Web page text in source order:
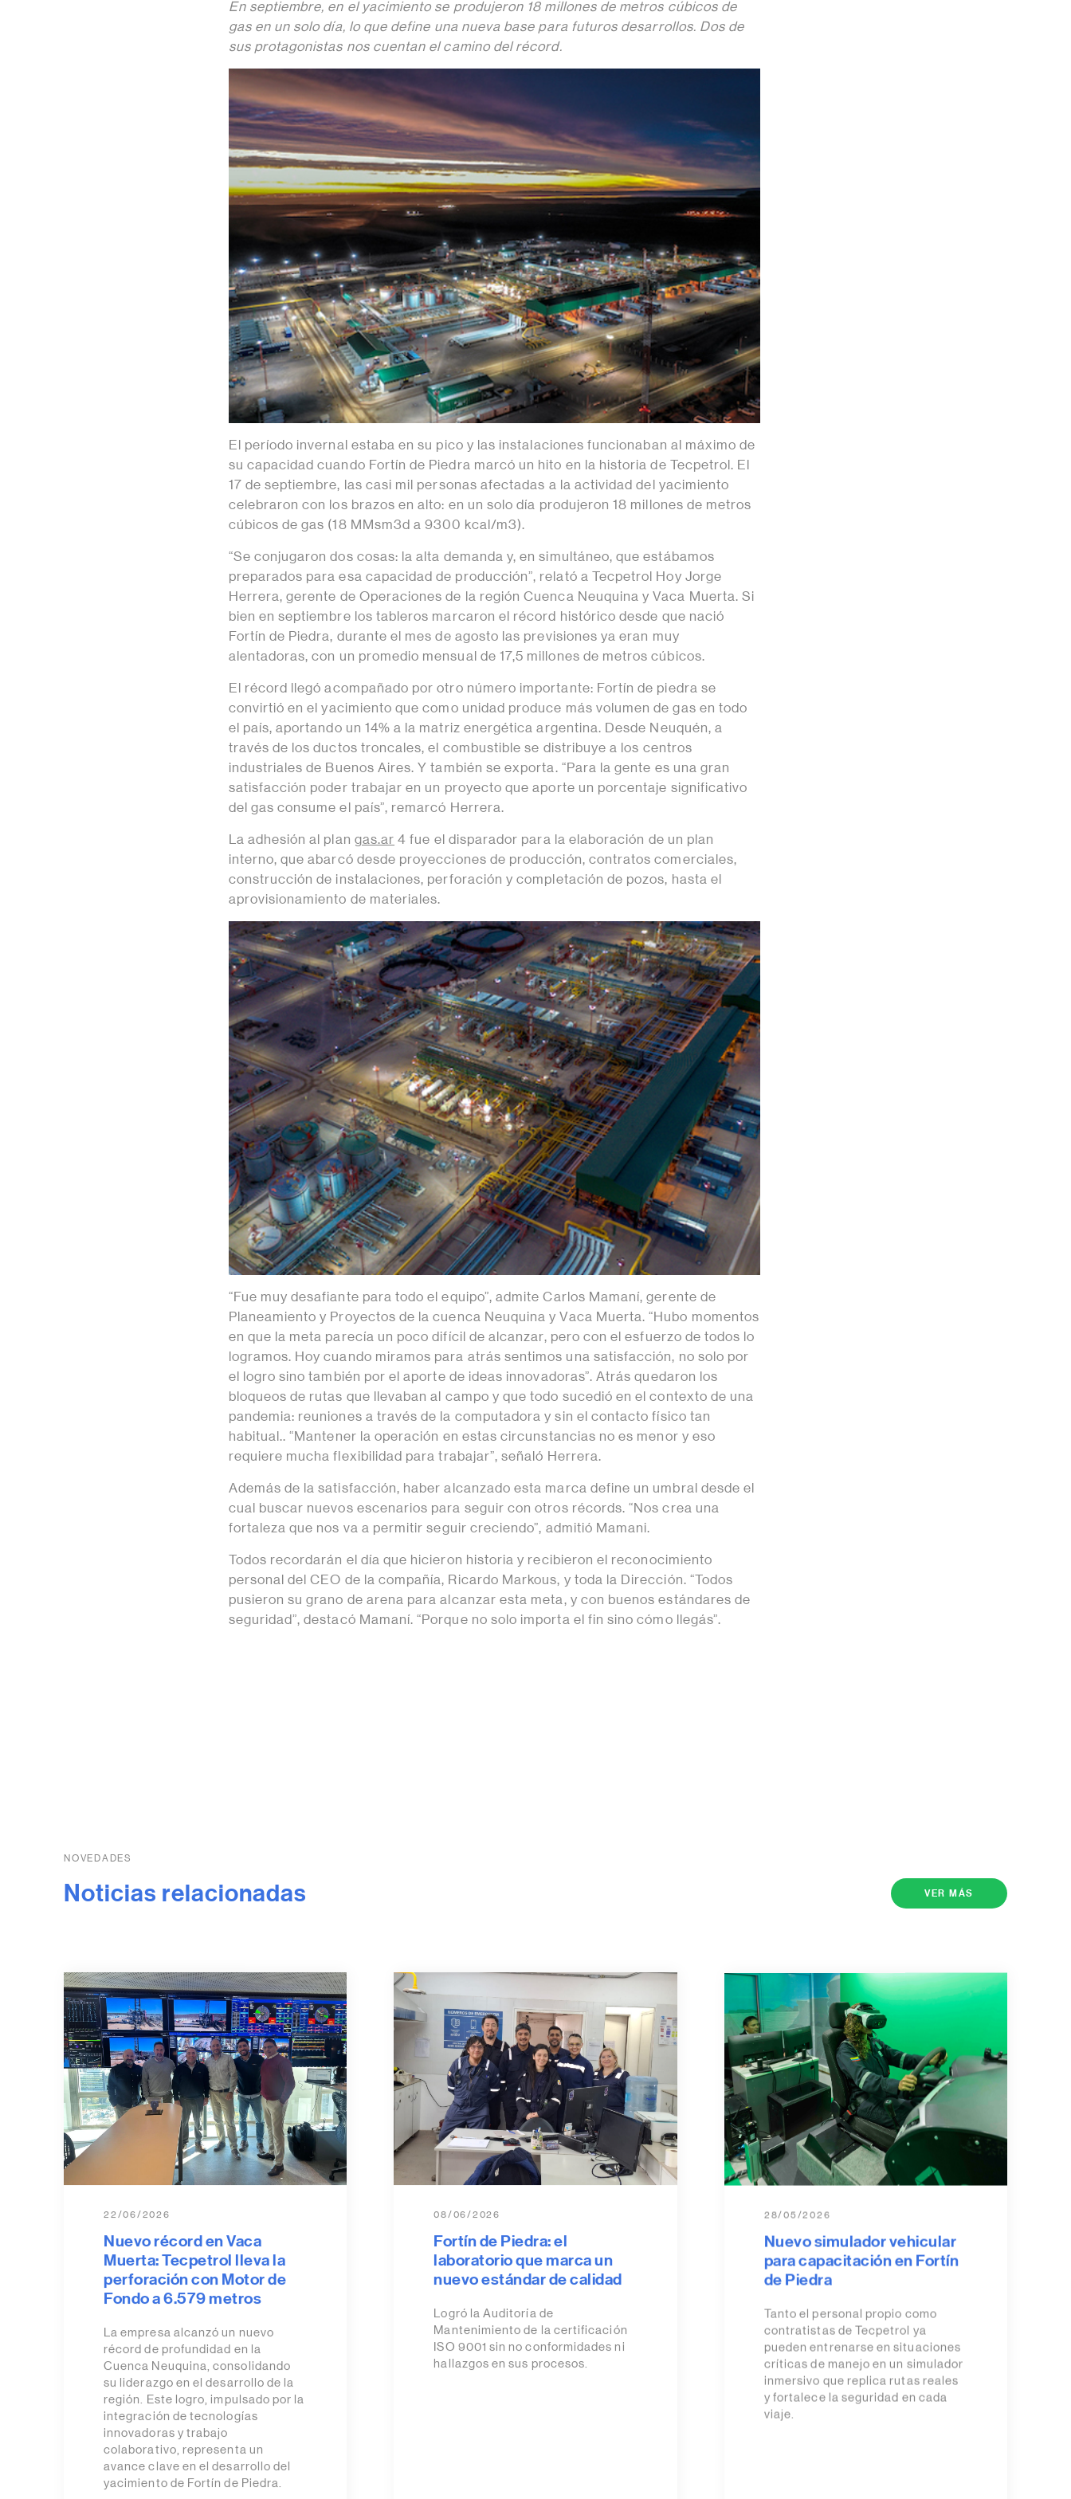
En septiembre, en el yacimiento se produjeron 18 millones de metros cúbicos de
gas en un solo día, lo que define una nueva base para futuros desarrollos. Dos de
sus protagonistas nos cuentan el camino del récord.
El período invernal estaba en su pico y las instalaciones funcionaban al máximo de
su capacidad cuando Fortín de Piedra marcó un hito en la historia de Tecpetrol. El
17 de septiembre, las casi mil personas afectadas a la actividad del yacimiento
celebraron con los brazos en alto: en un solo día produjeron 18 millones de metros
cúbicos de gas (18 MMsm3d a 9300 kcal/m3).
“Se conjugaron dos cosas: la alta demanda y, en simultáneo, que estábamos
preparados para esa capacidad de producción”, relató a Tecpetrol Hoy Jorge
Herrera, gerente de Operaciones de la región Cuenca Neuquina y Vaca Muerta. Si
bien en septiembre los tableros marcaron el récord histórico desde que nació
Fortín de Piedra, durante el mes de agosto las previsiones ya eran muy
alentadoras, con un promedio mensual de 17,5 millones de metros cúbicos.
El récord llegó acompañado por otro número importante: Fortín de piedra se
convirtió en el yacimiento que como unidad produce más volumen de gas en todo
el país, aportando un 14% a la matriz energética argentina. Desde Neuquén, a
través de los ductos troncales, el combustible se distribuye a los centros
industriales de Buenos Aires. Y también se exporta. “Para la gente es una gran
satisfacción poder trabajar en un proyecto que aporte un porcentaje significativo
del gas consume el país”, remarcó Herrera.
La adhesión al plan gas.ar 4 fue el disparador para la elaboración de un plan
interno, que abarcó desde proyecciones de producción, contratos comerciales,
construcción de instalaciones, perforación y completación de pozos, hasta el
aprovisionamiento de materiales.
“Fue muy desafiante para todo el equipo”, admite Carlos Mamaní, gerente de
Planeamiento y Proyectos de la cuenca Neuquina y Vaca Muerta. “Hubo momentos
en que la meta parecía un poco difícil de alcanzar, pero con el esfuerzo de todos lo
logramos. Hoy cuando miramos para atrás sentimos una satisfacción, no solo por
el logro sino también por el aporte de ideas innovadoras”. Atrás quedaron los
bloqueos de rutas que llevaban al campo y que todo sucedió en el contexto de una
pandemia: reuniones a través de la computadora y sin el contacto físico tan
habitual.. “Mantener la operación en estas circunstancias no es menor y eso
requiere mucha flexibilidad para trabajar”, señaló Herrera.
Además de la satisfacción, haber alcanzado esta marca define un umbral desde el
cual buscar nuevos escenarios para seguir con otros récords. “Nos crea una
fortaleza que nos va a permitir seguir creciendo”, admitió Mamani.
Todos recordarán el día que hicieron historia y recibieron el reconocimiento
personal del CEO de la compañía, Ricardo Markous, y toda la Dirección. “Todos
pusieron su grano de arena para alcanzar esta meta, y con buenos estándares de
seguridad”, destacó Mamaní. “Porque no solo importa el fin sino cómo llegás”.
NOVEDADES
Noticias relacionadas VER MÁS
22/06/2026
Nuevo récord en Vaca
Muerta: Tecpetrol lleva la
perforación con Motor de
Fondo a 6.579 metros
La empresa alcanzó un nuevo
récord de profundidad en la
Cuenca Neuquina, consolidando
su liderazgo en el desarrollo de la
región. Este logro, impulsado por la
integración de tecnologías
innovadoras y trabajo
colaborativo, representa un
avance clave en el desarrollo del
yacimiento de Fortín de Piedra.
08/06/2026
Fortín de Piedra: el
laboratorio que marca un
nuevo estándar de calidad
Logró la Auditoría de
Mantenimiento de la certificación
ISO 9001 sin no conformidades ni
hallazgos en sus procesos.
28/05/2026
Nuevo simulador vehicular
para capacitación en Fortín
de Piedra
Tanto el personal propio como
contratistas de Tecpetrol ya
pueden entrenarse en situaciones
críticas de manejo en un simulador
inmersivo que replica rutas reales
y fortalece la seguridad en cada
viaje.